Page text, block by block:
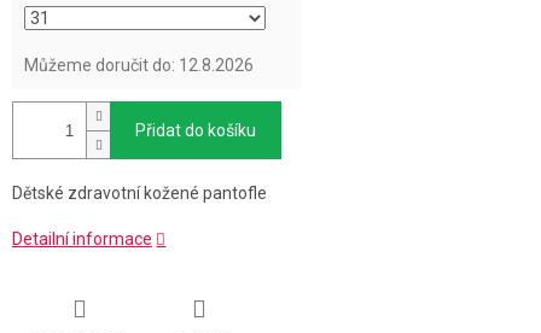
Můžeme doručit do: 12.8.2026
Přidat do košíku
Dětské zdravotní kožené pantofle
Detailní informace